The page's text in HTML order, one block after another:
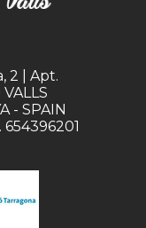
2 | Apt.
- SPAIN